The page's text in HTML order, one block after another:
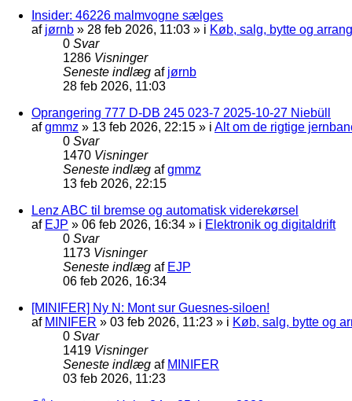
Insider: 46226 malmvogne sælges
af jørnb » 28 feb 2026, 11:03 » i Køb, salg, bytte og
0 Svar
1286 Visninger
Seneste indlæg af jørnb
28 feb 2026, 11:03
Oprangering 777 D-DB 245 023-7 2025-10-27 Niebüll
afgmmz » 13 feb 2026, 22:15 » i Alt om de rigtige
0 Svar
1470 Visninger
Seneste indlæg afgmmz
13 feb 2026, 22:15
Lenz ABC til bremse og automatisk viderekørsel
af EJP » 06 feb 2026, 16:34 » i Elektronik og digitaldrift
0 Svar
1173 Visninger
Seneste indlæg af EJP
06 feb 2026, 16:34
[MINIFER] Ny N: Mont sur Guesnes-siloen!
af MINIFER » 03 feb 2026, 11:23 » i Køb, salg, bytte og
0 Svar
1419 Visninger
Seneste indlæg af MINIFER
03 feb 2026, 11:23